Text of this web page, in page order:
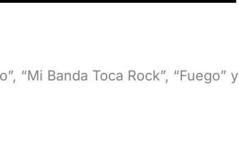
“Mi Banda Toca Rock”, “Fuego” y